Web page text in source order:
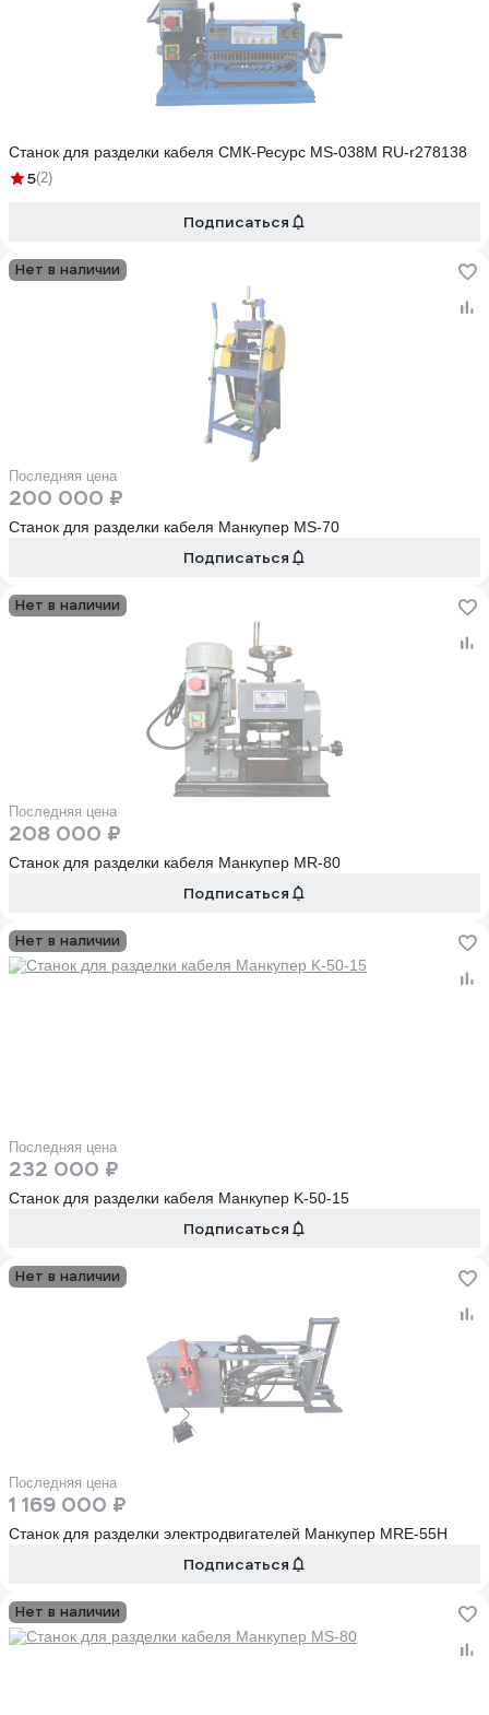
Станок для разделки кабеля СМК-Ресурс MS-038M RU-r278138
5(2)
Подписаться
Нет в наличии
Последняя цена
200 000 ₽
Станок для разделки кабеля Манкупер МS-70
Подписаться
Нет в наличии
Последняя цена
208 000 ₽
Станок для разделки кабеля Манкупер МR-80
Подписаться
Нет в наличии
Последняя цена
232 000 ₽
Станок для разделки кабеля Манкупер K-50-15
Подписаться
Нет в наличии
Последняя цена
1 169 000 ₽
Станок для разделки электродвигателей Манкупер MRE-55H
Подписаться
Нет в наличии